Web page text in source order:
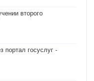
второго
портал госуслуг -